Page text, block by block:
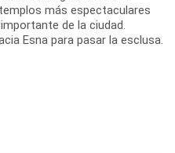
más espectaculares
de la ciudad.
Esna para pasar la esclusa.